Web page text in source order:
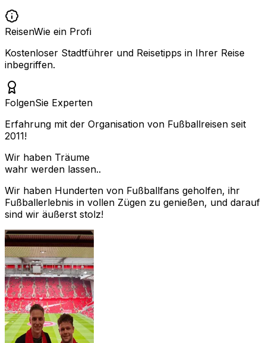
ReisenWie ein Profi
Kostenloser Stadtführer und Reisetipps in Ihrer Reise
inbegriffen.
FolgenSie Experten
Erfahrung mit der Organisation von Fußballreisen seit
2011!
Wir haben Träume
wahr werden lassen..
Wir haben Hunderten von Fußballfans geholfen, ihr
Fußballerlebnis in vollen Zügen zu genießen, und darauf
sind wir äußerst stolz!